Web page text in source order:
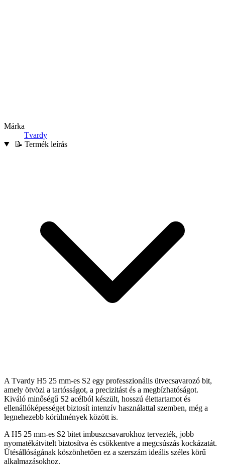
Márka
Tvardy
📝 Termék leírás
A Tvardy H5 25 mm-es S2 egy professzionális ütvecsavarozó bit,
amely ötvözi a tartósságot, a precizitást és a megbízhatóságot.
Kiváló minőségű S2 acélból készült, hosszú élettartamot és
ellenállóképességet biztosít intenzív használattal szemben, még a
legnehezebb körülmények között is.
A H5 25 mm-es S2 bitet imbuszcsavarokhoz tervezték, jobb
nyomatékátvitelt biztosítva és csökkentve a megcsúszás kockázatát.
Ütésállóságának köszönhetően ez a szerszám ideális széles körű
alkalmazásokhoz.